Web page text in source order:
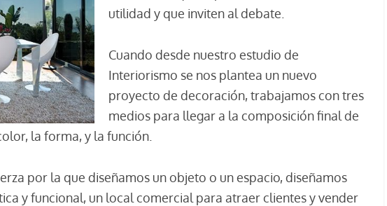
utilidad y que inviten al debate.
Cuando desde nuestro estudio de
Interiorismo se nos plantea un nuevo
proyecto de decoración, trabajamos con tres
medios para llegar a la composición final de
la forma, y la función.
por la que diseñamos un objeto o un espacio, diseñamos
y funcional, un local comercial para atraer clientes y vender